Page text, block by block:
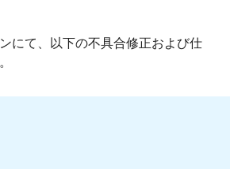
にて、以下の不具合修正および仕